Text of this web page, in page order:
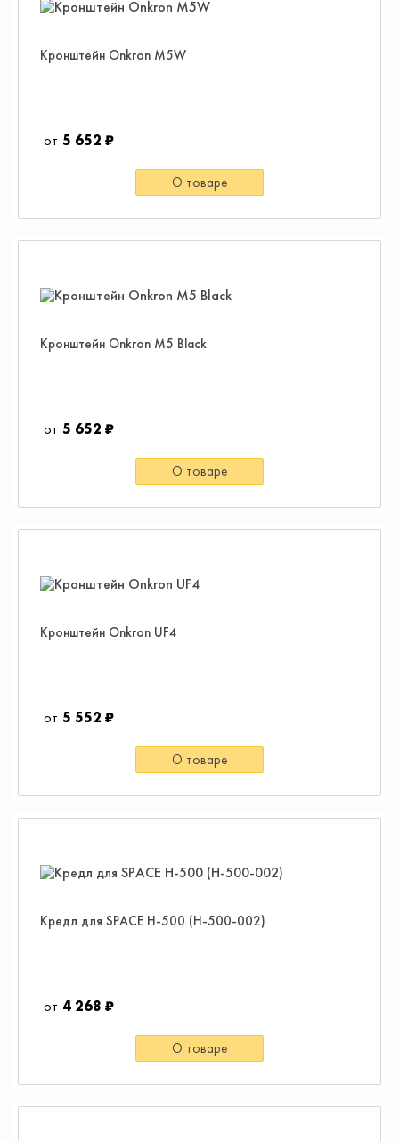
Кронштейн Onkron M5W
5 652 ₽
О товаре
Кронштейн Onkron M5 Black
5 652 ₽
О товаре
Кронштейн Onkron UF4
5 552 ₽
О товаре
Кредл для SPACE H-500 (H-500-002)
4 268 ₽
О товаре